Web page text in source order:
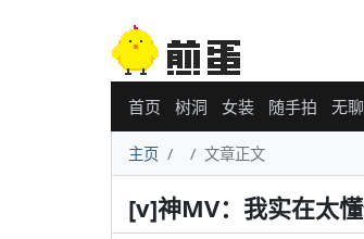
首页 树洞 女装 随手拍 无
主页 文章正文
[v]神MV：我实在太